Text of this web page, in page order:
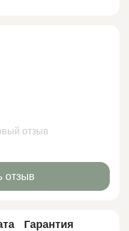
отзыв
отзыв
Гарантия